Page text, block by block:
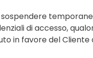
sospendere
di accesso,
in favore del